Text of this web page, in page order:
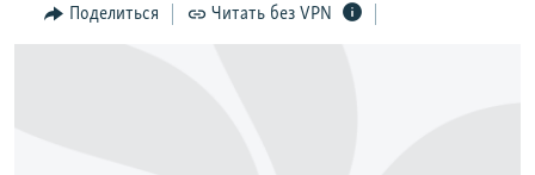
поискуИНФОГРАФИКА
КАК ОБОЙТИ БЛОКИРОВКУ
Поделиться Читать без VPN